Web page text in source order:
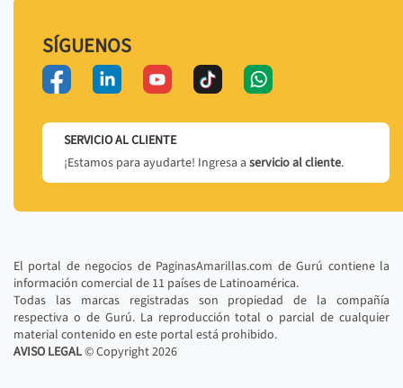
SÍGUENOS
SERVICIO AL CLIENTE
¡Estamos para ayudarte! Ingresa a servicio al cliente.
El portal de negocios de PaginasAmarillas.com de Gurú contiene la
información comercial de 11 países de Latinoamérica.
Todas las marcas registradas son propiedad de la compañía
respectiva o de Gurú. La reproducción total o parcial de cualquier
material contenido en este portal está prohibido.
AVISO LEGAL© Copyright2026